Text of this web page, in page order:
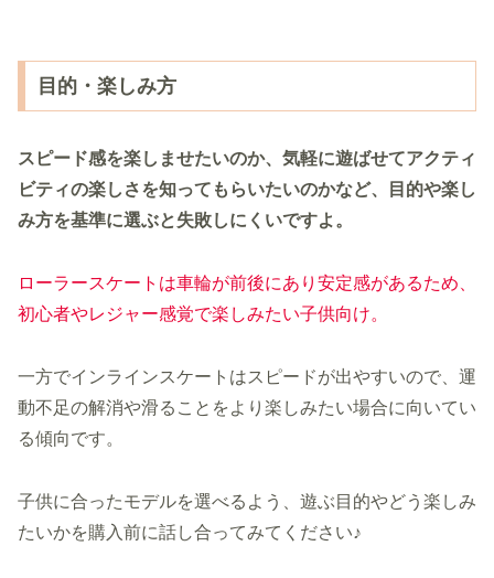
目的・楽しみ方
スピード感を楽しませたいのか、気軽に遊ばせてアクティ
ビティの楽しさを知ってもらいたいのかなど、目的や楽し
み方を基準に選ぶと失敗しにくいですよ。
ローラースケートは車輪が前後にあり安定感があるため、
初心者やレジャー感覚で楽しみたい子供向け。
一方でインラインスケートはスピードが出やすいので、運
動不足の解消や滑ることをより楽しみたい場合に向いてい
る傾向です。
子供に合ったモデルを選べるよう、遊ぶ目的やどう楽しみ
たいかを購入前に話し合ってみてください♪